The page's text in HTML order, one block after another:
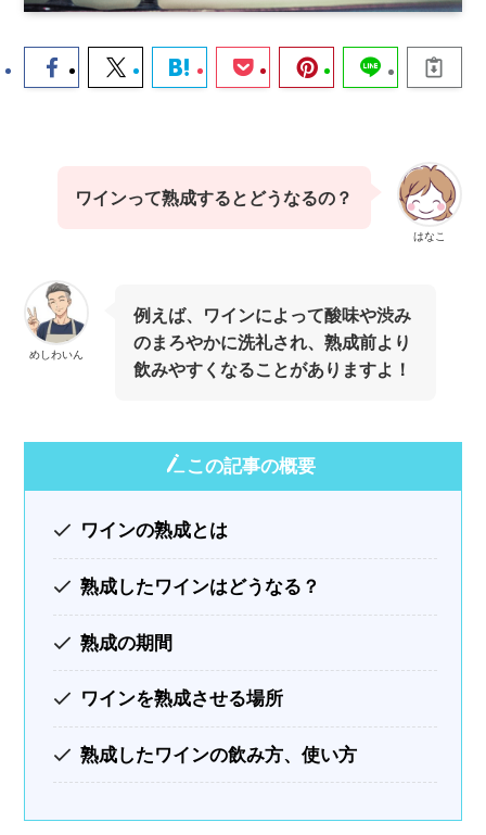
はなこ
ワインって熟成するとどうなるの？
めしわいん
例えば、ワインによって酸味や渋み
のまろやかに洗礼され、熟成前より
飲みやすくなることがありますよ！
この記事の概要
ワインの熟成とは
熟成したワインはどうなる？
熟成の期間
ワインを熟成させる場所
熟成したワインの飲み方、使い方